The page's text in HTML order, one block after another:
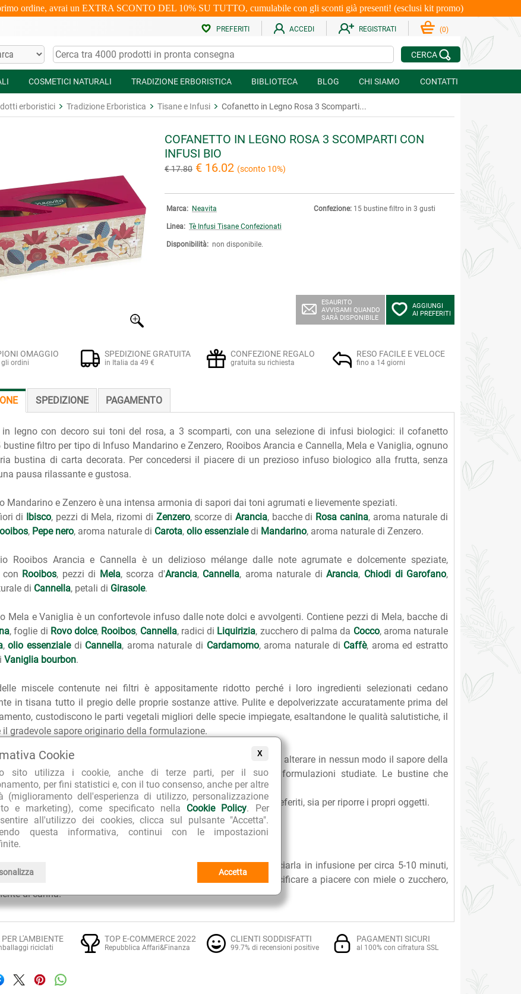
X
Cookie
sito utilizza i cookie, anche di terze parti, per il suo
per fini statistici e, con il tuo consenso, anche per altre
(miglioramento dell'esperienza di utilizzo, personalizzazione
e marketing), come specificato nella Cookie Policy. Per
all'utilizzo dei cookies, clicca sul pulsante "Accetta".
questa informativa, continui con le impostazioni
Accetta
ordine, avrai un EXTRA SCONTO DEL 10% SU TUTTO, cumulabile con gli sconti già presenti! (esclusi kit promo)
PREFERITI ACCEDI REGISTRATI (0)
CERCA
COSMETICI NATURALI TRADIZIONE ERBORISTICA BIBLIOTECA BLOG CHI SIAMO CONTATTI
erboristici Tradizione Erboristica Tisane e Infusi Cofanetto in Legno Rosa 3 Scomparti...
COFANETTO IN LEGNO ROSA 3 SCOMPARTI CON
INFUSI BIO
€ 17.80 € 16.02 (sconto 10%)
Marca: Neavita
Linea: Tè Infusi Tisane Confezionati
Disponibilità: non disponibile.
Confezione: 15 bustine filtro in 3 gusti
ESAURITO
AVVISAMI QUANDO
SARÀ DISPONIBILE
AGGIUNGI
AI PREFERITI
OMAGGIO
ordini
SPEDIZIONE GRATUITA
in Italia da 49 €
CONFEZIONE REGALO
gratuita su richiesta
RESO FACILE E VELOCE
fino a 14 giorni
SPEDIZIONE PAGAMENTO
in legno con decoro sui toni del rosa, a 3 scomparti, con una selezione di infusi biologici: il cofanetto
bustine filtro per tipo di Infuso Mandarino e Zenzero, Rooibos Arancia e Cannella, Mela e Vaniglia, ognuno
bustina di carta decorata. Per concedersi il piacere di un prezioso infuso biologico alla frutta, senza
pausa rilassante e gustosa.
Mandarino e Zenzero è una intensa armonia di sapori dai toni agrumati e lievemente speziati.
di Ibisco, pezzi di Mela, rizomi di Zenzero, scorze di Arancia, bacche di Rosa canina, aroma naturale di
, Pepe nero, aroma naturale di Carota, olio essenzialedi Mandarino, aroma naturale di Zenzero.
Rooibos Arancia e Cannella è un delizioso mélange dalle note agrumate e dolcemente speziate,
Rooibos, pezzi di Mela, scorza d'Arancia, Cannella, aroma naturale diArancia, Chiodi di Garofano,
di Cannella, petali di Girasole.
Mela e Vaniglia è un confortevole infuso dalle note dolci e avvolgenti. Contiene pezzi di Mela, bacche di
, foglie di Rovo dolce, Rooibos, Cannella, radici di Liquirizia, zucchero di palma da Cocco, aroma naturale
,olio essenzialedi Cannella, aroma naturale di Cardamomo, aroma naturale di Caffè, aroma ed estratto
Vaniglia bourbon.
miscele contenute nei filtri è appositamente ridotto perché i loro ingredienti selezionati cedano
in tisana tutto il pregio delle proprie sostanze attive. Pulite e depolverizzate accuratamente prima del
custodiscono le parti vegetali migliori delle specie impiegate, esaltandone le qualità salutistiche, il
il gradevole sapore originario della formulazione.
filtro è interamente biodegradabile, senza punto metallico per non alterare in nessun modo il sapore della
doppio filtro per esaltare tutte le proprietà benefiche delle formulazioni studiate. Le bustine che
i filtri sono in carta e quindi interamente riciclabili.
di legno può essere poi riutilizzata, sia per riporre gli infusi o i tè preferiti, sia per riporre i propri oggetti.
come simpatica, utile e deliziosa idea regalo.
in una tazza di acqua calda a circa 100°C la bustina filtro e lasciarla in infusione per circa 5-10 minuti,
tazza per evitare la dispersione delle sostanze più volatili. Dolcificare a piacere con miele o zucchero,
di canna.
PER L'AMBIENTE
riciclati
TOP E-COMMERCE 2022
Repubblica Affari&Finanza
CLIENTI SODDISFATTI
99.7% di recensioni positive
PAGAMENTI SICURI
al 100% con cifratura SSL